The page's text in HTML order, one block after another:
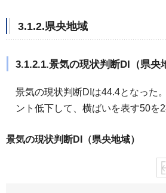
3.1.2.県央地域
3.1.2.1.景気の現状判断DI（県央
景気の現状判断DIは44.4となった
ント低下して、横ばいを表す50を
景気の現状判断DI（県央地域）